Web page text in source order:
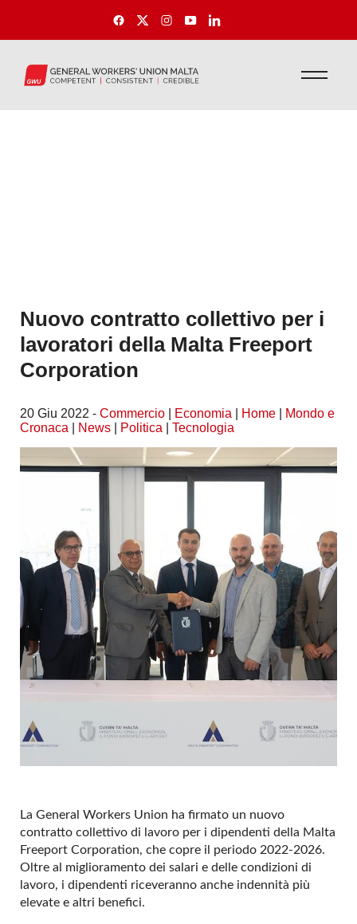
Nuovo contratto collettivo per i
lavoratori della Malta Freeport
Corporation
20 Giu 2022 - Commercio Economia Home
Mondo e
Cronaca
News Politica Tecnologia
La General Workers Union ha firmato un nuovo
contratto collettivo di lavoro per i dipendenti della Malta
Freeport Corporation, che copre il periodo 2022-2026.
Oltre al miglioramento dei salari e delle condizioni di
lavoro, i dipendenti riceveranno anche indennità più
elevate e altri benefici.